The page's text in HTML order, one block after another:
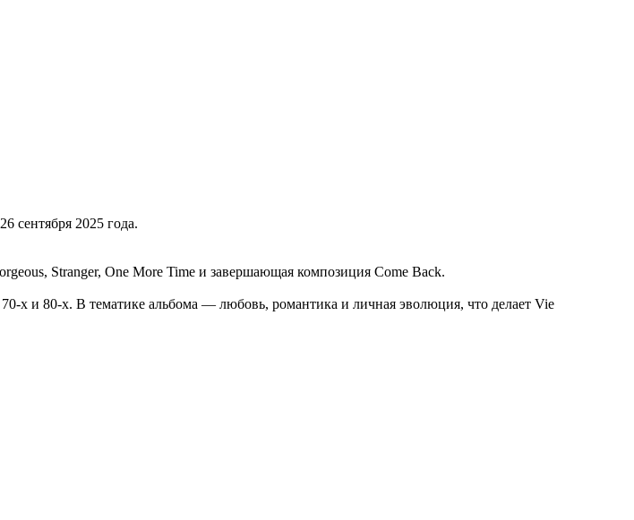
сентября 2025 года.
Stranger, One More Time и завершающая композиция Come Back.
х и 80-х. В тематике альбома — любовь, романтика и личная эволюция, что делает Vie